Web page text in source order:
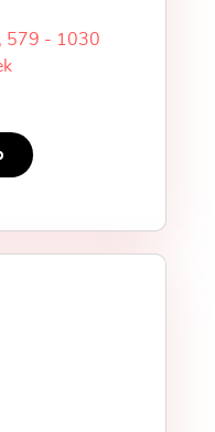
579 - 1030